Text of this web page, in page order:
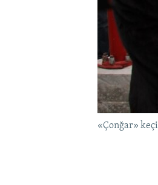
«Çonğar»